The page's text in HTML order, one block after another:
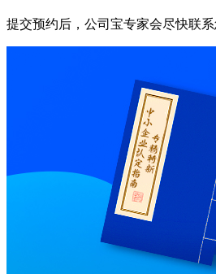
提交预约后，公司宝专家会尽快联